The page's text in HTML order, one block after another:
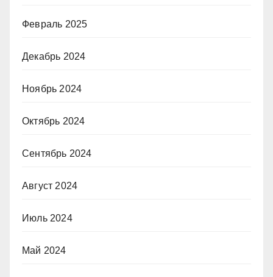
Февраль 2025
Декабрь 2024
Ноябрь 2024
Октябрь 2024
Сентябрь 2024
Август 2024
Июль 2024
Май 2024